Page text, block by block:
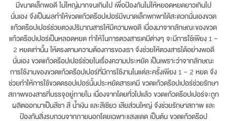
มีขนาดเล็กพอดี ไม่ใหญ่มากจนเกินไป เพื่อป้องกันไม่ให้หยอดหยดยาวเกินไป
นั่นเอง จึงเป็นผลทำให้ขวดแก้วดร๊อปเปอร์มีขนาดเล็กพกพาได้สะดวกนั่นเองขวด
แก้วดร๊อปเปอร์ช่วยตวงปริมาณสารให้มีความพอดี เนื่องมาจากลักษณะของขวด
แก้วดร๊อปเปอร์เป็นหลอดหยด ทำให้ในการตวงสารเคมีต่างๆ จะมีการใช้เพียง 1 –
2 หยดเท่านั้น ให้ตรงตามความต้องการของเรา จึงช่วยให้ตวงสารได้อย่างพอดี
นั่นเอง ขวดแก้วดร๊อปเปอร์ช่วยในเรื่องความประหยัด เป็นเพราะว่าจากลักษณะ
การใช้งานของขวดแก้วดร๊อปเปอร์ที่มีการใช้งานในแต่ละครั้งเพียง 1 – 2 หยด จึง
ช่วยทำให้การใช้ขวดดรอปเปอร์นั้นประหยัดสารเคมี ขวดแก้วดร๊อปเปอร์ช่วยรักษา
สภาพของสารที่บรรจุอยู่ภายใน เนื่องจากโดยทั่วไปแล้ว ขวดแก้วดร๊อปเปอร์จะถูก
ผลิตออกมาเป็นสีชา สี น้ำเงิน และสีเชียว เสียส่วนใหญ่ จึงช่วยรักษาสภาพ และ
ป้องกันสิ่งรบกวนจากภายนอกโดยเฉพาะแสงแดด เป็นต้น ขวดแก้วดร๊อป